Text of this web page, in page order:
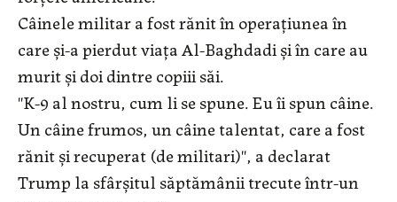
Câinele militar a fost rănit în operaţiunea în
care şi-a pierdut viaţa Al-Baghdadi şi în care au
murit şi doi dintre copiii săi.
''K-9 al nostru, cum li se spune. Eu îi spun câine.
Un câine frumos, un câine talentat, care a fost
rănit şi recuperat (de militari)'', a declarat
Trump la sfârşitul săptămânii trecute într-un